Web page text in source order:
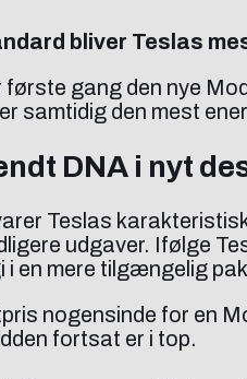
bliver Teslas
gang den nye
samtidig den mest
DNA i nyt
Teslas
udgaver. Ifølge
i en mere tilgængelig
nogensinde for en
fortsat er i top.